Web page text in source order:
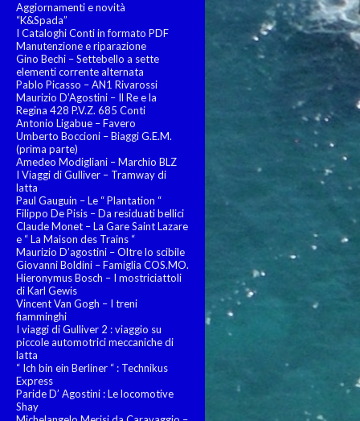
Aggiornamenti e novità
“K&Spada”
I Cataloghi Conti in formato PDF
Manutenzione e riparazione
Gino Bechi – Settebello a sette
elementi corrente alternata
Pablo Picasso – AN1 Rivarossi
Maurizio D’Agostini – Il Re e la
Regina 428 P.V.Z. 685 Conti
Antonio Ligabue – Favero
Umberto Boccioni – Biaggi G.E.M.
(prima parte)
Amedeo Modigliani – Marchio BLZ
I Viaggi di Gulliver – Tramway di
latta
Paul Gauguin – Le “ Plantation “
Filippo De Pisis – Da residuati bellici
Claude Monet – La Gare Saint Lazare
e “ La Maison des Trains “
Maurizio D’agostini – Oltre lo scibile
Giovanni Boldini – Famiglia COS.MO.
Hieronymus Bosch – I mostriciattoli
di Karl Gewis
Vincent Van Gogh – I treni
fiamminghi
I viaggi di Gulliver 2 : viaggio su
piccole automotrici meccaniche di
latta
“ Ich bin ein Berliner “ : Technikus
Express
Paride D’ Agostini : Le locomotive
Shay